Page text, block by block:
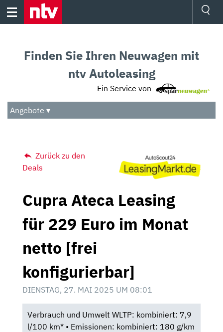
Skip
Audio
Das Beste
Finden Sie Ihren Neuwagen mit
ntv Autoleasing
Ein Service von
Angebote ▾
Zurück zu den
Deals
Cupra Ateca Leasing
für 229 Euro im Monat
netto [frei
konfigurierbar]
DIENSTAG, 27. MAI 2025 UM 08:01
Verbrauch und Umwelt WLTP: kombiniert: 7,9
l/100 km* • Emissionen: kombiniert: 180 g/km